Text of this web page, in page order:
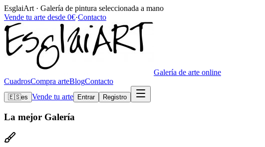
EsglaiArt · Galería de pintura seleccionada a mano
Vende tu arte desde 0€·Contacto
Galería de arte online
CuadrosCompra arteBlogContacto
🇪🇸es Vende tu arte Entrar Registro
La mejor Galería